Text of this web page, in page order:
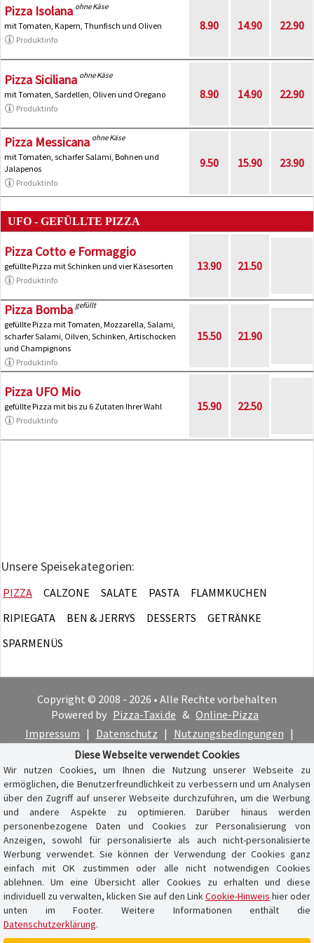
Pizza Isolana ohne Käse
mit Tomaten, Kapern, Thunfisch und Oliven
Produktinfo
8.90 14.90 22.90
Pizza Siciliana ohne Käse
mit Tomaten, Sardellen, Oliven und Oregano
Produktinfo
8.90 14.90 22.90
Pizza Messicana ohne Käse
mit Tomaten, scharfer Salami, Bohnen und
Jalapenos
Produktinfo
9.50 15.90 23.90
UFO - GEFÜLLTE PIZZA
Pizza Cotto e Formaggio
gefüllte Pizza mit Schinken und vier Käsesorten
Produktinfo
13.90 21.50
Pizza Bomba gefüllt
gefüllte Pizza mit Tomaten, Mozzarella, Salami,
scharfer Salami, Oilven, Schinken, Artischocken
und Champignons
Produktinfo
15.50 21.90
Pizza UFO Mio
gefüllte Pizza mit bis zu 6 Zutaten Ihrer Wahl
Produktinfo
15.90 22.50
Unsere Speisekategorien:
PIZZA CALZONE SALATE PASTA
FLAMMKUCHEN
RIPIEGATA
BEN & JERRYS DESSERTS
GETRÄNKE
SPARMENÜS
Copyright © 2008 - 2026 • Alle Rechte vorbehalten
Powered by Pizza-Taxi.de & Online-Pizza
Impressum | Datenschutz | Nutzungsbedingungen |
Cookie-Hinweis
Diese Webseite verwendet Cookies
Wir nutzen Cookies, um Ihnen die Nutzung unserer Webseite zu
ermöglichen, die Benutzerfreundlichkeit zu verbessern und um Analysen
über den Zugriff auf unserer Webseite durchzuführen, um die Werbung
und andere Aspekte zu optimieren. Darüber hinaus werden
personenbezogene Daten und Cookies zur Personalisierung von
Anzeigen, sowohl für personalisierte als auch nicht-personalisierte
Werbung verwendet. Sie können der Verwendung der Cookies ganz
einfach mit OK zustimmen oder alle nicht notwendigen Cookies
ablehnen. Um eine Übersicht aller Cookies zu erhalten und diese
individuell zu verwalten, klicken Sie auf den LinkCookie-Hinweis hier oder
unten im Footer. Weitere Informationen enthält die
Datenschutzerklärung.